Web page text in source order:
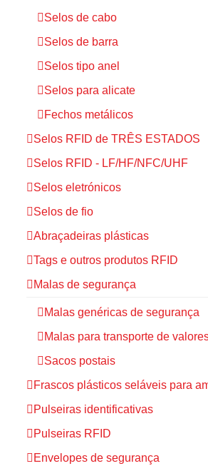
Selos de cabo
Selos de barra
Selos tipo anel
Selos para alicate
Fechos metálicos
Selos RFID de TRÊS ESTADOS
Selos RFID - LF/HF/NFC/UHF
Selos eletrónicos
Selos de fio
Abraçadeiras plásticas
Tags e outros produtos RFID
Malas de segurança
Malas genéricas de segurança
Malas para transporte de
Sacos postais
Frascos plásticos seláveis para
Pulseiras identificativas
Pulseiras RFID
Envelopes de segurança